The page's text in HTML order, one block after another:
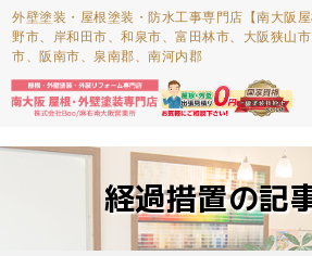
Skip
外壁塗装・屋根塗装・防水工事専門店【南大阪
野市、岸和田市、和泉市、富田林市、大阪狭山
市、阪南市、泉南郡、南河内郡
経過措置の記